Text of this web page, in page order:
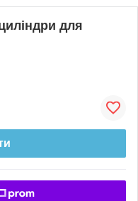
для